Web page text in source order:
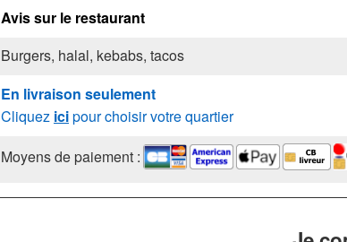
Avis sur le restaurant
Burgers, halal, kebabs, tacos
En livraison seulement
Cliquez icipour choisir votre quartier
Moyens de paiement :